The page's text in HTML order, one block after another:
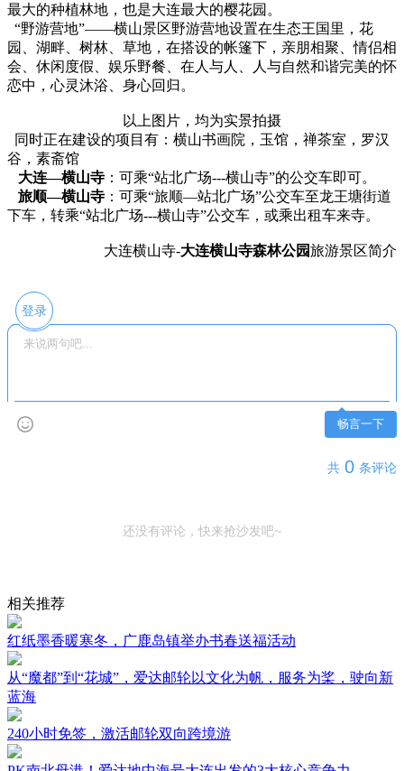
最大的种植林地，也是大连最大的樱花园。
“野游营地”——横山景区野游营地设置在生态王国里，花
园、湖畔、树林、草地，在搭设的帐篷下，亲朋相聚、情侣相
会、休闲度假、娱乐野餐、在人与人、人与自然和谐完美的怀
恋中，心灵沐浴、身心回归。
以上图片，均为实景拍摄
同时正在建设的项目有：横山书画院，玉馆，禅茶室，罗汉
谷，素斋馆
大连—横山寺 ：可乘“站北广场---横山寺”的公交车即可。
旅顺—横山寺 ：可乘“旅顺—站北广场”公交车至龙王塘街道
下车，转乘“站北广场---横山寺”公交车，或乘出租车来寺。
大连横山寺-大连横山寺森林公园旅游景区简介
登录
畅言一下
共 0 条评论
还没有评论，快来抢沙发吧~
相关推荐
红纸墨香暖寒冬，广鹿岛镇举办书春送福活动
从“魔都”到“花城”，爱达邮轮以文化为帆，服务为桨，驶向新
蓝海
240小时免签，激活邮轮双向跨境游